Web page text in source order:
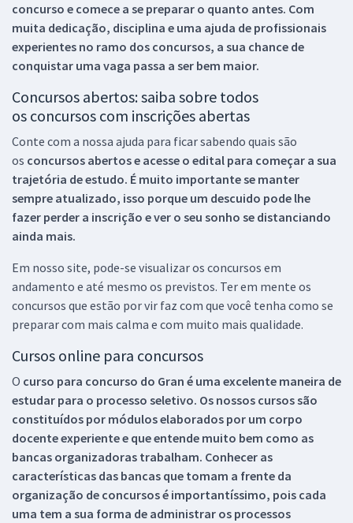
concurso e comece a se preparar o quanto antes. Com
muita dedicação, disciplina e uma ajuda de profissionais
experientes no ramo dos concursos, a sua chance de
conquistar uma vaga passa a ser bem maior.
Concursos abertos: saiba sobre todos
os concursos com inscrições abertas
Conte com a nossa ajuda para ficar sabendo quais são
os concursos abertos e acesse o edital para começar a sua
trajetória de estudo. É muito importante se manter
sempre atualizado, isso porque um descuido pode lhe
fazer perder a inscrição e ver o seu sonho se distanciando
ainda mais.
Em nosso site, pode-se visualizar os concursos em
andamento e até mesmo os previstos. Ter em mente os
concursos que estão por vir faz com que você tenha como se
preparar com mais calma e com muito mais qualidade.
Cursos online para concursos
O curso para concurso do Gran é uma excelente maneira de
estudar para o processo seletivo. Os nossos cursos são
constituídos por módulos elaborados por um corpo
docente experiente e que entende muito bem como as
bancas organizadoras trabalham. Conhecer as
características das bancas que tomam a frente da
organização de concursos é importantíssimo, pois cada
uma tem a sua forma de administrar os processos